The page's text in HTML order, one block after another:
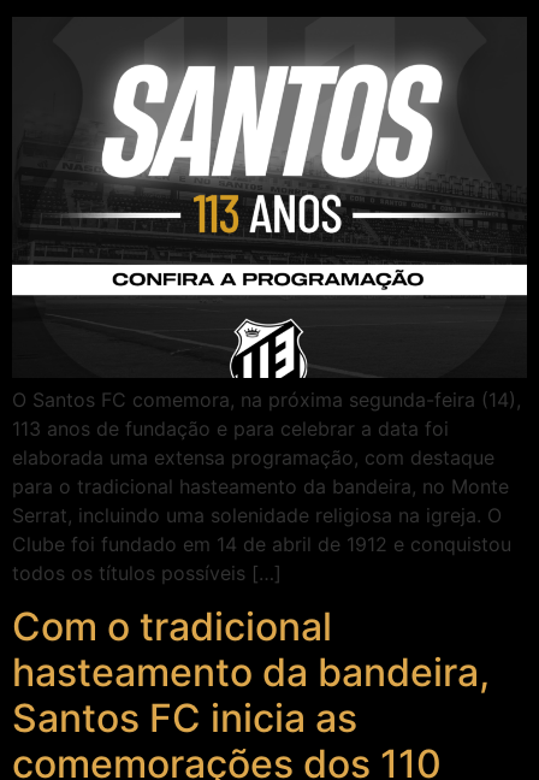
O Santos FC comemora, na próxima segunda-feira (14),
113 anos de fundação e para celebrar a data foi
elaborada uma extensa programação, com destaque
para o tradicional hasteamento da bandeira, no Monte
Serrat, incluindo uma solenidade religiosa na igreja. O
Clube foi fundado em 14 de abril de 1912 e conquistou
todos os títulos possíveis […]
Com o tradicional
hasteamento da bandeira,
Santos FC inicia as
comemorações dos 110